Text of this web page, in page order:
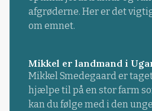
afgrøderne. Her er det
om emnet.
Mikkel er landmand i
Mikkel Smedegaard er
hjælpe til på en stor farm
kan du følge med i den